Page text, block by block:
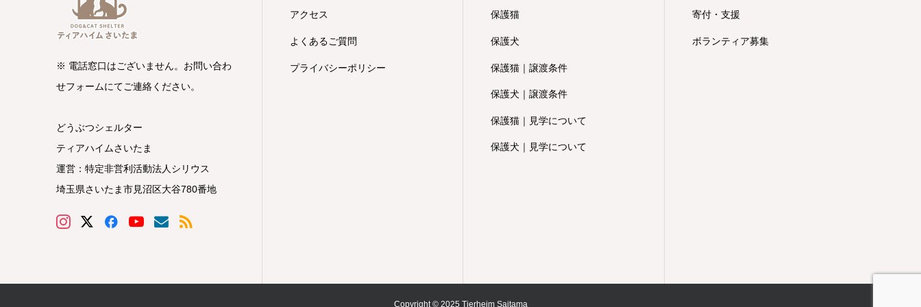
※ 電話窓口はございません。お問い合わ
せフォームにてご連絡ください。
どうぶつシェルター
ティアハイムさいたま
運営：特定非営利活動法人シリウス
埼玉県さいたま市見沼区大谷780番地
アクセス
よくあるご質問
プライバシーポリシー
保護猫
保護犬
保護猫｜譲渡条件
保護犬｜譲渡条件
保護猫｜見学について
保護犬｜見学について
寄付・支援
ボランティア募集
Copyright © 2025 Tierheim Saitama